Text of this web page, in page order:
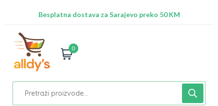
Besplatna dostava za Sarajevo preko 50 KM
0